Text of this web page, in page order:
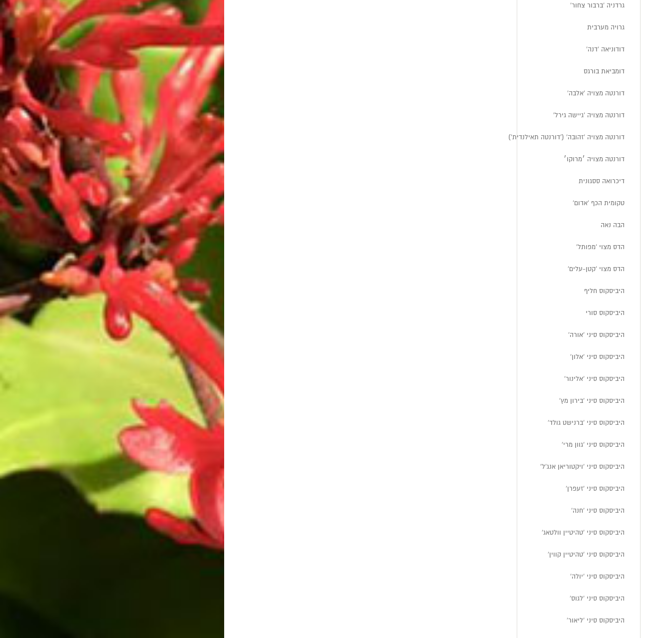
גרדניה 'ברבור צחור'
גרויה מערבית
דודוניאה 'דנה'
דומביאת בורגס
דורנטה מצויה 'אלבה'
דורנטה מצויה 'גיישה גירל'
דורנטה מצויה 'זהובה' ('דורנטה תאילנדית')
דורנטה מצויה ׳מרוקו׳
דיכרואה ססגונית
טקומית הכף 'אדום'
הבה נאה
הדס מצוי 'מפותל'
הדס מצוי 'קטן-עלים'
היביסקוס חליף
היביסקוס סורי
היביסקוס סיני 'אורה'
היביסקוס סיני 'אלון'
היביסקוס סיני 'אלינור'
היביסקוס סיני 'בירון מץ'
היביסקוס סיני 'ברנישט גולד'
היביסקוס סיני 'גוון מרי'
היביסקוס סיני 'ויקטוריאן אנג'ל'
היביסקוס סיני 'זעפרן'
היביסקוס סיני 'חנה'
היביסקוס סיני 'טהיטיין וולטאג'
היביסקוס סיני 'טהיטיין קווין'
היביסקוס סיני 'יולה'
היביסקוס סיני 'לגוס'
היביסקוס סיני 'ליאור'